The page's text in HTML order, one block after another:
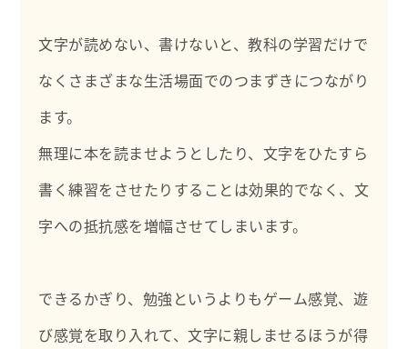
文字が読めない、書けないと、教科の学習だけで
なくさまざまな生活場面でのつまずきにつながり
ます。
無理に本を読ませようとしたり、文字をひたすら
書く練習をさせたりすることは効果的でなく、文
字への抵抗感を増幅させてしまいます。
できるかぎり、勉強というよりもゲーム感覚、遊
び感覚を取り入れて、文字に親しませるほうが得